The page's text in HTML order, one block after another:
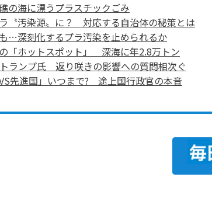
の海に漂うプラスチックごみ
〝汚染源〟に？ 対応する自治体の秘策とは
…深刻化するプラ汚染を止められるか
「ホットスポット」 深海に年2.8万トン
ランプ氏 返り咲きの影響への質問相次ぐ
先進国」いつまで? 途上国行政官の本音